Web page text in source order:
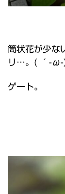
筒状花が少な
リ…。( ´-
ゲート。